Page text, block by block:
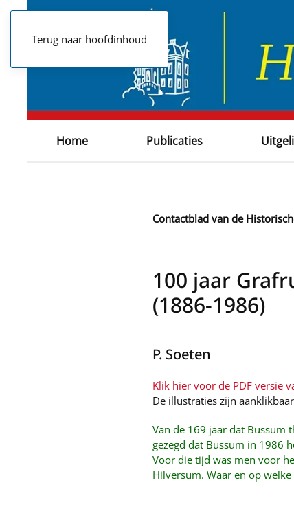
Terug naar hoofdinhoud
Home Publicaties
Contactblad van de
100 jaar
(1886-1986)
P. Soeten
Klik hier voor de PDF versie
De illustraties zijn
Van de 169 jaar dat Bussum
gezegd dat Bussum in 1986
Voor die tijd was men voor
Hilversum. Waar en op